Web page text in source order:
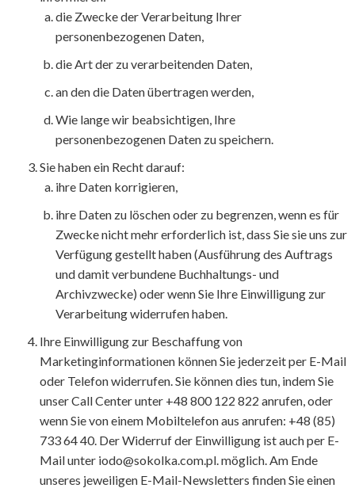
die Zwecke der Verarbeitung Ihrer
personenbezogenen Daten,
die Art der zu verarbeitenden Daten,
an den die Daten übertragen werden,
Wie lange wir beabsichtigen, Ihre
personenbezogenen Daten zu speichern.
Sie haben ein Recht darauf:
ihre Daten korrigieren,
ihre Daten zu löschen oder zu begrenzen, wenn es für
Zwecke nicht mehr erforderlich ist, dass Sie sie uns zur
Verfügung gestellt haben (Ausführung des Auftrags
und damit verbundene Buchhaltungs- und
Archivzwecke) oder wenn Sie Ihre Einwilligung zur
Verarbeitung widerrufen haben.
Ihre Einwilligung zur Beschaffung von
Marketinginformationen können Sie jederzeit per E-Mail
oder Telefon widerrufen. Sie können dies tun, indem Sie
unser Call Center unter +48 800 122 822 anrufen, oder
wenn Sie von einem Mobiltelefon aus anrufen: +48 (85)
733 64 40. Der Widerruf der Einwilligung ist auch per E-
Mail unter iodo@sokolka.com.pl. möglich. Am Ende
unseres jeweiligen E-Mail-Newsletters finden Sie einen